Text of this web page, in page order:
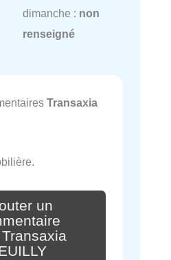
dimanche : non
renseigné
Transaxia
un